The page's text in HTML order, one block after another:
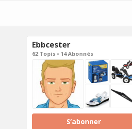
Ebbcester
62 Topis • 14 Abonnés
S’abonner